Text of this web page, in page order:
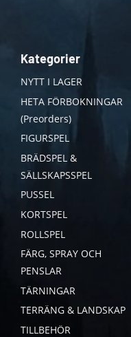
Kategorier
NYTT I LAGER
HETA FÖRBOKNINGAR
(Preorders)
FIGURSPEL
BRÄDSPEL &
SÄLLSKAPSSPEL
PUSSEL
KORTSPEL
ROLLSPEL
FÄRG, SPRAY OCH
PENSLAR
TÄRNINGAR
TERRÄNG & LANDSKAP
TILLBEHÖR